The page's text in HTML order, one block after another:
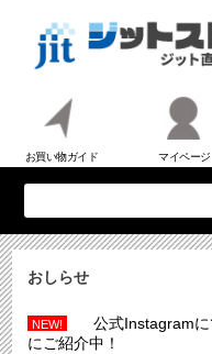
お買い物ガイド マイページ
おしらせ
NEW!
公式Instagram
にご紹介中！